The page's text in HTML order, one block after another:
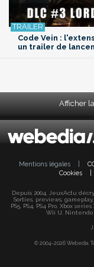
Code Vein :
un trailer de
Afficher
Mentions légales
Cookies
Depuis 2004, JeuxActu
Sorties, previews,
PS5, PS4, PS4 Pro, Xbox
Wii U, Nintendo
© 2004-2026 Webedia.